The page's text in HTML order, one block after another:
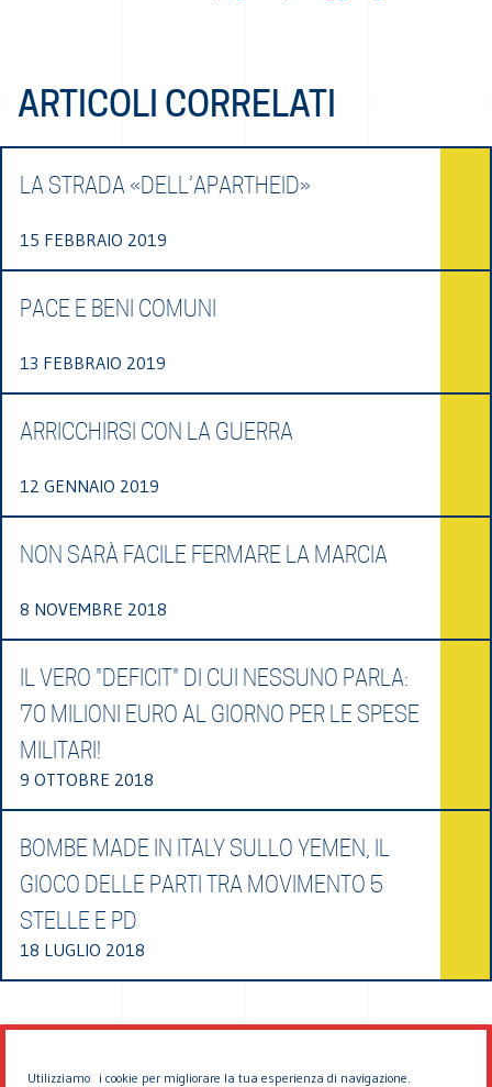
Utilizziamo i cookie per migliorare la tua esperienza di navigazione.
ARTICOLI CORRELATI
LA STRADA «DELL’APARTHEID»
15 FEBBRAIO 2019
PACE E BENI COMUNI
13 FEBBRAIO 2019
ARRICCHIRSI CON LA GUERRA
12 GENNAIO 2019
NON SARÀ FACILE FERMARE LA MARCIA
8 NOVEMBRE 2018
IL VERO "DEFICIT" DI CUI NESSUNO PARLA:
70 MILIONI EURO AL GIORNO PER LE SPESE
MILITARI!
9 OTTOBRE 2018
BOMBE MADE IN ITALY SULLO YEMEN, IL
GIOCO DELLE PARTI TRA MOVIMENTO 5
STELLE E PD
18 LUGLIO 2018